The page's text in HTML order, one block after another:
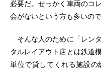
必要だ。せっかく車両のコ
会がないという方も多いの
そんな人のために「レン
タルレイアウト店とは鉄道
単位で貸してくれる施設の